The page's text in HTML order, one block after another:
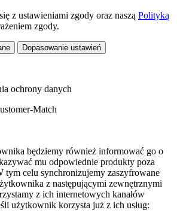
z ustawieniami zgody oraz naszą Polityką
zgody.
Dopasowanie ustawień
ochrony danych
Match
będziemy również informować go o
mu odpowiednie produkty poza
tym celu synchronizujemy zaszyfrowane
z następującymi zewnętrznymi
z ich internetowych kanałów
użytkownik korzysta już z ich usług: